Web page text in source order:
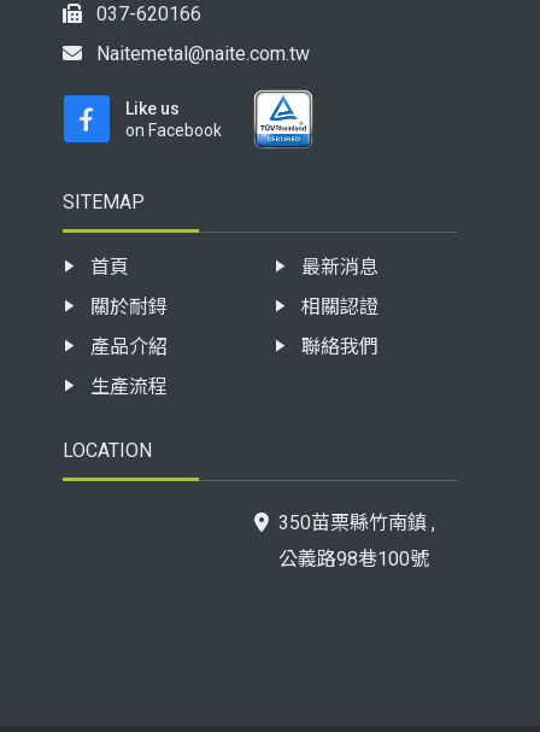
037-620166
Naitemetal@naite.com.tw
Like us
on Facebook
SITEMAP
首頁
關於耐鍀
產品介紹
生產流程
最新消息
相關認證
聯絡我們
LOCATION
350苗栗縣竹南鎮 ,
公義路98巷100號